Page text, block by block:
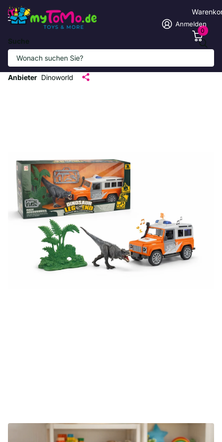
Suche
Anmelden
0
Abenteuerliches Dinosaurier Spielset
mit Geländewagen
Anbieter Dinoworld